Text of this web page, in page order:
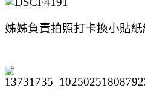
姊姊負責拍照打卡換小貼紙